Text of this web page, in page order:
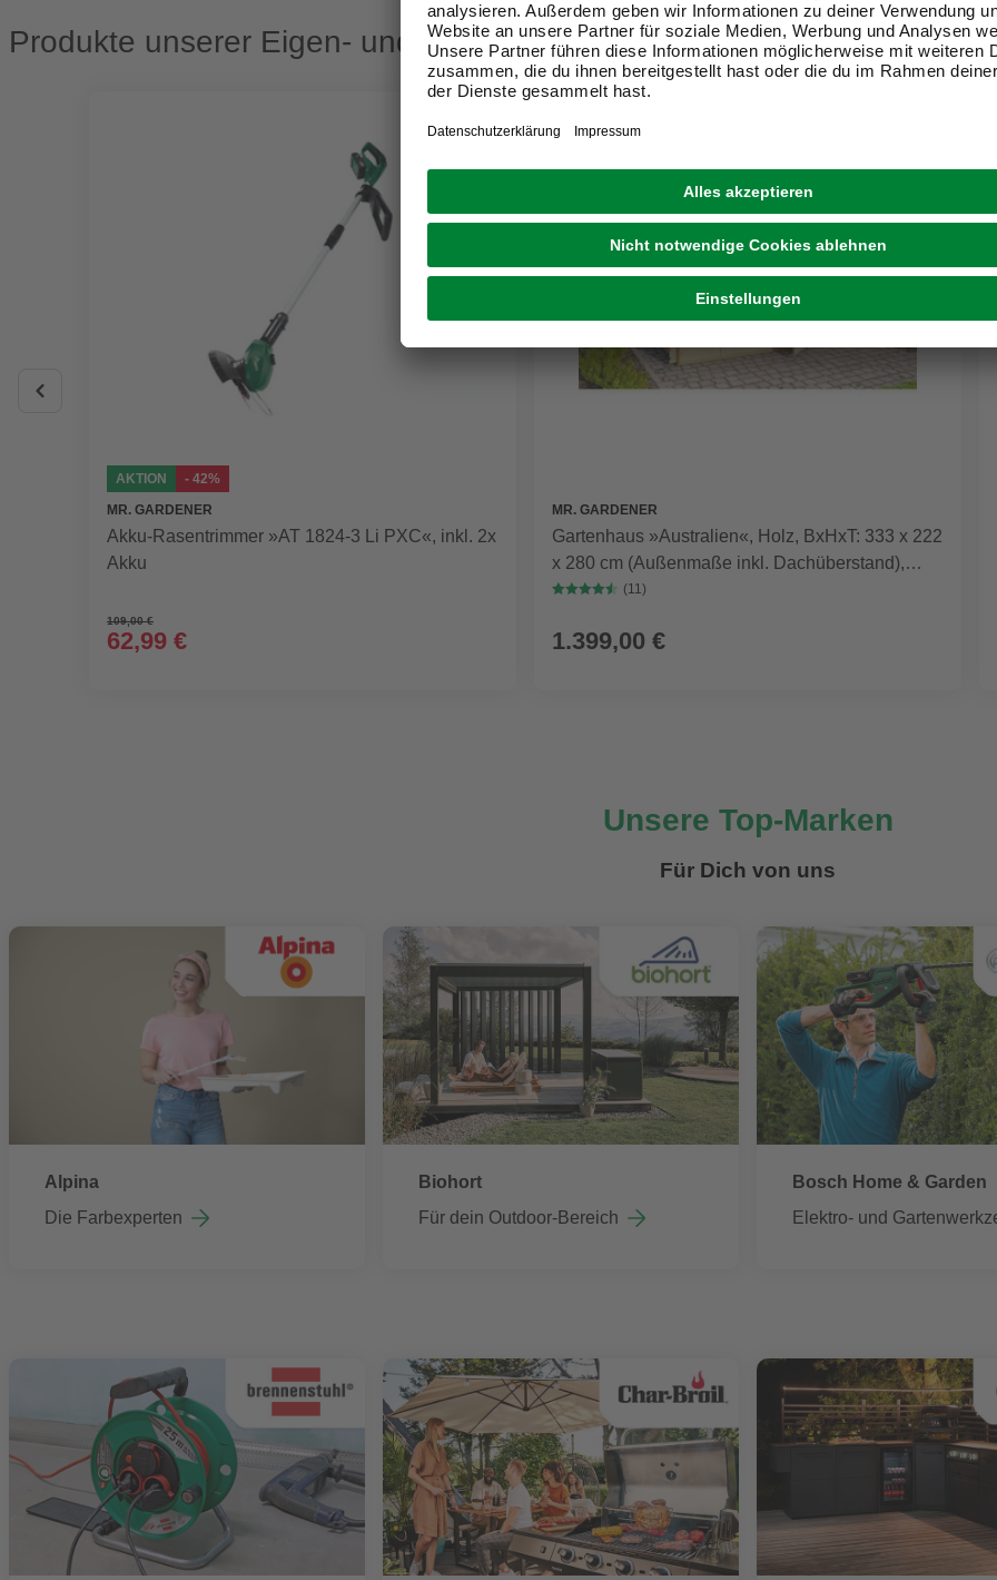
Produkte unserer Eigen- und Portfoliomarken
AKTION
- 42%
MR. GARDENER
Akku-Rasentrimmer »AT 1824-3 Li PXC«, inkl. 2x
Akku
109,00 €
62,99 €
MR. GARDENER
Gartenhaus »Australien«, Holz, BxHxT: 333 x 222
x 280 cm (Außenmaße inkl. Dachüberstand),
Wandstärke 28mm
(11)
1.399,00 €
Unsere Top-Marken
Für Dich von uns
Alpina
Die Farbexperten
Biohort
Für dein Outdoor-Bereich
Bosch Home & Garden
Elektro- und